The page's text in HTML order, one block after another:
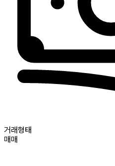
거래형태
매매